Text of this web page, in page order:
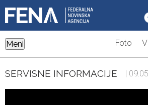
Meni Foto
SERVISNE INFORMACIJE |